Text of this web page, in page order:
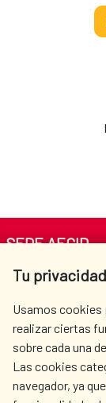
Tu
Usamos cookies
realizar ciertas
sobre cada una
Las cookies
navegador, ya
SEDE AECID
Av. Reyes
LA
ACCIÓN